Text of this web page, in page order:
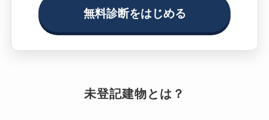
無料診断をはじめる
未登記建物とは？